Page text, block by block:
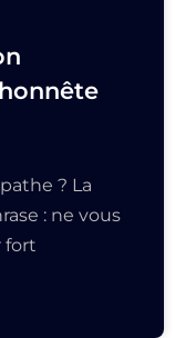
? La
: ne vous
fort